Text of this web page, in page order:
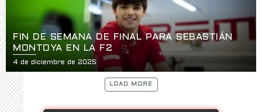
FIN DE SEMANA DE FINAL PARA SEBASTIÁN
MONTOYA EN LA F2
4 de diciembre de 2025
LOAD MORE